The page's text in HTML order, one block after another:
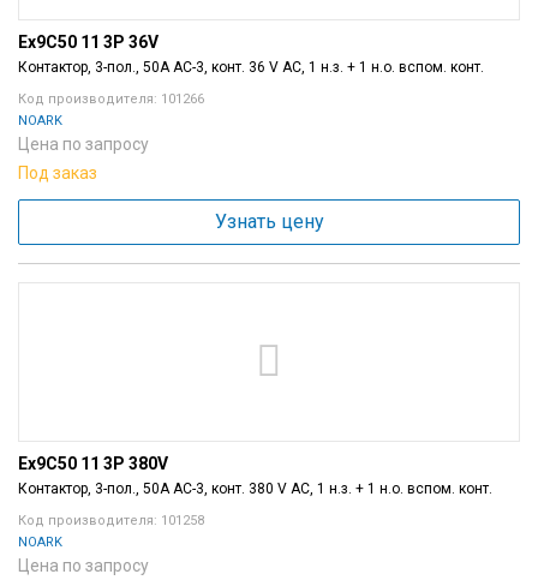
Ex9C50 11 3P 36V
Контактор, 3-пол., 50A AC-3, конт. 36 V AC, 1 н.з. + 1 н.о. вспом. конт.
Код производителя: 101266
NOARK
Цена по запросу
Под заказ
Узнать цену
Ex9C50 11 3P 380V
Контактор, 3-пол., 50A AC-3, конт. 380 V AC, 1 н.з. + 1 н.о. вспом. конт.
Код производителя: 101258
NOARK
Цена по запросу